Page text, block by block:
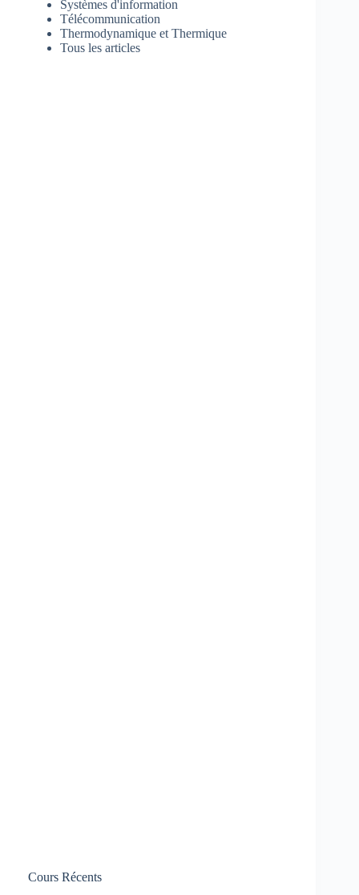
Systèmes d'information
Télécommunication
Thermodynamique et Thermique
Tous les articles
Cours Récents